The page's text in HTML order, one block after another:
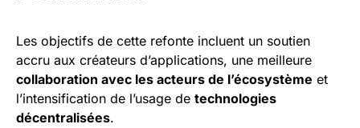
Les objectifs de cette refonte incluent un soutien
accru aux créateurs d’applications, une meilleure
collaboration avec les acteurs de l’écosystème et
l’intensification de l’usage de technologies
décentralisées.